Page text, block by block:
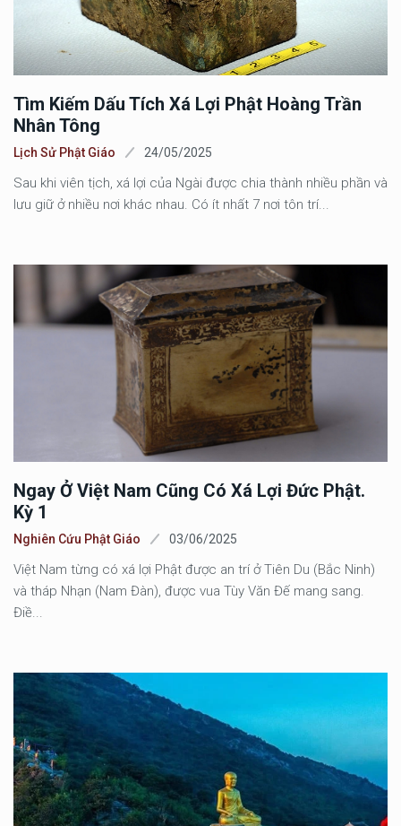
Tìm Kiếm Dấu Tích Xá Lợi Phật Hoàng Trần
Nhân Tông
Lịch Sử Phật Giáo 24/05/2025
Sau khi viên tịch, xá lợi của Ngài được chia thành nhiều phần và
lưu giữ ở nhiều nơi khác nhau. Có ít nhất 7 nơi tôn trí...
Ngay Ở Việt Nam Cũng Có Xá Lợi Đức Phật.
Kỳ 1
Nghiên Cứu Phật Giáo 03/06/2025
Việt Nam từng có xá lợi Phật được an trí ở Tiên Du (Bắc Ninh)
và tháp Nhạn (Nam Đàn), được vua Tùy Văn Đế mang sang.
Điề...